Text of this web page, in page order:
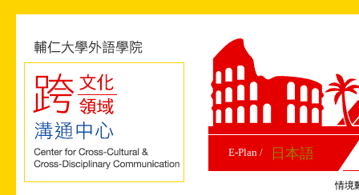
E-Plan / 日本語
情境